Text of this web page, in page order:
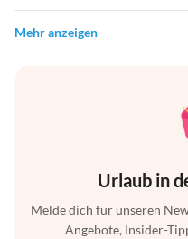
Mehr anzeigen
Urlaub in
Melde dich für unseren
Angebote, Insider-